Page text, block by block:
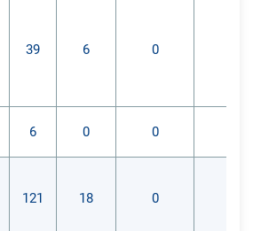
39 6 0
6 0 0
121 18 0